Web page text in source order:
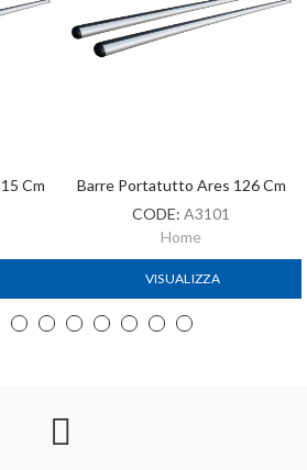
Cm
Barre Portatutto Ares 126 Cm
CODE: A3101
Home
VISUALIZZA